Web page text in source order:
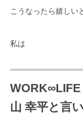
こうなったら嬉しい
私は
山 幸平と言